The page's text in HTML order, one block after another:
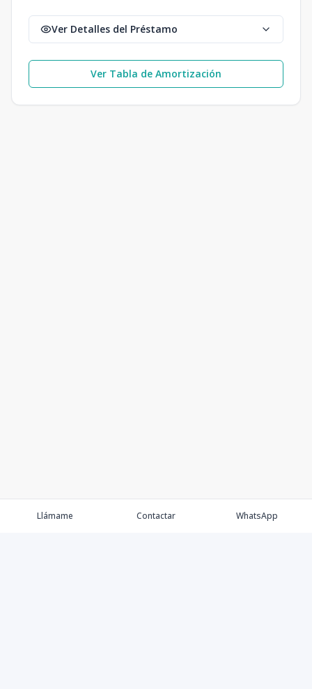
Ver Detalles del Préstamo
Ver Tabla de Amortización
Llámame Contactar WhatsApp